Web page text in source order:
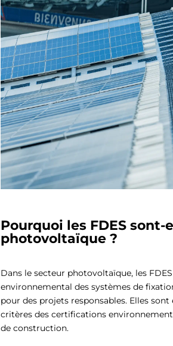
Pourquoi les FDES
photovoltaïque ?
Dans le secteur photovoltaïque, les
environnemental des systèmes de
pour des projets responsables. Elles
critères des certifications
de construction.